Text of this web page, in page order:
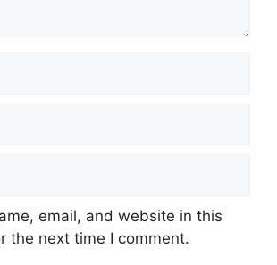
email, and website in this
the next time I comment.